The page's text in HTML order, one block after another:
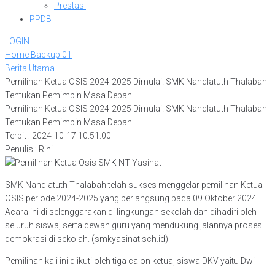
Prestasi
PPDB
LOGIN
Home Backup 01
Berita Utama
Pemilihan Ketua OSIS 2024-2025 Dimulai! SMK Nahdlatuth Thalabah
Tentukan Pemimpin Masa Depan
Pemilihan Ketua OSIS 2024-2025 Dimulai! SMK Nahdlatuth Thalabah
Tentukan Pemimpin Masa Depan
Terbit : 2024-10-17 10:51:00
Penulis : Rini
SMK Nahdlatuth Thalabah telah sukses menggelar pemilihan Ketua
OSIS periode 2024-2025 yang berlangsung pada 09 Oktober 2024.
Acara ini di selenggarakan di lingkungan sekolah dan dihadiri oleh
seluruh siswa, serta dewan guru yang mendukung jalannya proses
demokrasi di sekolah. (smkyasinat.sch.id)
Pemilihan kali ini diikuti oleh tiga calon ketua, siswa DKV yaitu Dwi